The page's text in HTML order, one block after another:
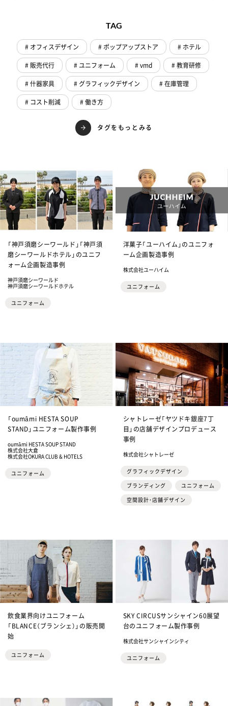
TAG
# オフィスデザイン # ポップアップストア
# ホテル
# 販売代行
# ユニフォーム # vmd
# 教育研修
# 什器家具
# グラフィックデザイン
# 在庫管理
# コスト削減
# 働き方
タグをもっとみる
「神戸須磨シーワールド」「神戸須
磨シーワールドホテル」のユニフ
ォーム企画製造事例
神戸須磨シーワールド
神戸須磨シーワールドホテル
ユニフォーム
洋菓子「ユーハイム」のユニフォ
ーム企画製造事例
株式会社ユーハイム
ユニフォーム
「oumâmi HESTA SOUP
STAND」ユニフォーム製作事例
oumâmi HESTA SOUP STAND
株式会社大倉
株式会社OKURA CLUB & HOTELS
ユニフォーム
シャトレーゼ「ヤツドキ銀座7丁
目」の店舗デザインプロデュース
事例
株式会社シャトレーゼ
グラフィックデザイン
ブランディング
ユニフォーム
空間設計・店舗デザイン
飲食業界向けユニフォーム
「BLANCE（ブランシェ）」の販売開
始
ユニフォーム
SKY CIRCUSサンシャイン60展望
台のユニフォーム製作事例
株式会社サンシャインシティ
ユニフォーム